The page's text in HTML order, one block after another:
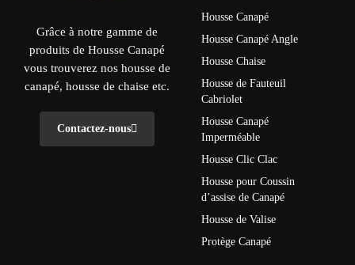
Grâce à notre gamme de
produits de Housse Canapé
vous trouverez nos housse de
canapé, housse de chaise etc.
Contactez-nous
Housse Canapé
Housse Canapé Angle
Housse Chaise
Housse de Fauteuil
Cabriolet
Housse Canapé
Imperméable
Housse Clic Clac
Housse pour Coussin
d’assise de Canapé
Housse de Valise
Protège Canapé